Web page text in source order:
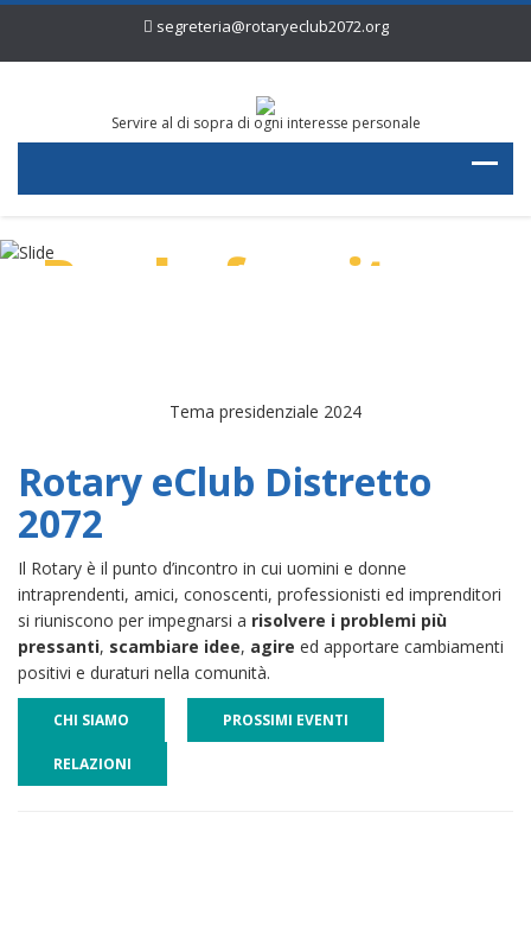
segreteria@rotaryeclub2072.org
Servire al di sopra di ogni interesse personale
Per la fornitura
Tema presidenziale 2024
Rotary eClub Distretto
2072
Il Rotary è il punto d’incontro in cui uomini e donne
intraprendenti, amici, conoscenti, professionisti ed imprenditori
si riuniscono per impegnarsi a risolvere i problemi più
pressanti, scambiare idee, agire ed apportare cambiamenti
positivi e duraturi nella comunità.
CHI SIAMO PROSSIMI EVENTI
RELAZIONI